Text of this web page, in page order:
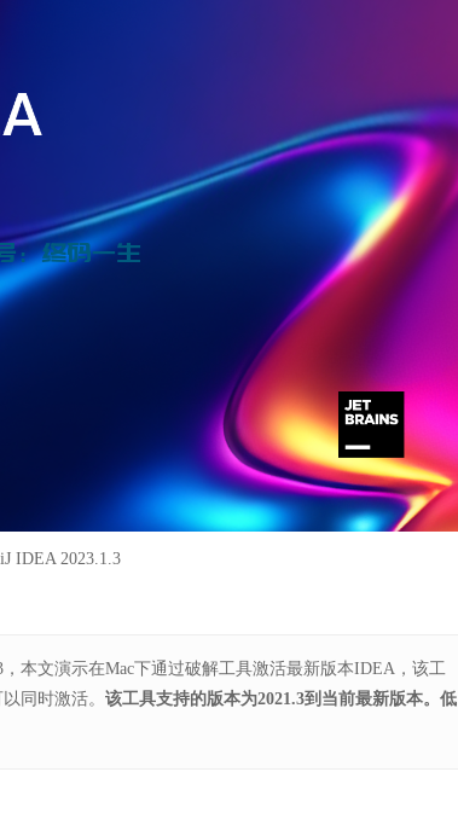
IDEA 2023.1.3
本文演示在Mac下通过破解工具激活最新版本IDEA，该工
同时激活。 该工具支持的版本为2021.3到当前最新版本。低